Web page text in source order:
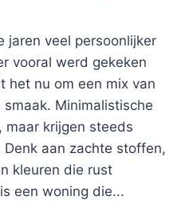
jaren veel persoonlijker
vooral werd gekeken
het nu om een mix van
Minimalistische
maar krijgen steeds
aan zachte stoffen,
kleuren die rust
een woning die...